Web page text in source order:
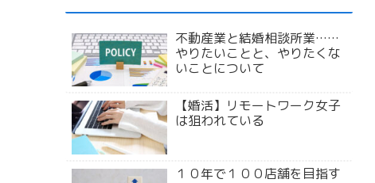
不動産業と結婚相談所業……
やりたいことと、やりたくな
いことについて
【婚活】リモートワーク女子
は狙われている
１０年で１００店舗を目指す